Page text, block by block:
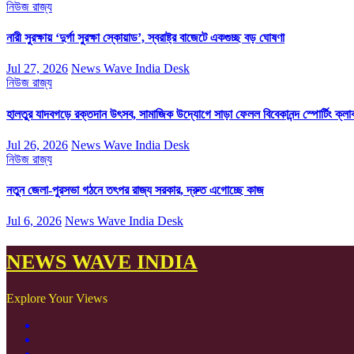
নিউজ রাজ্য
নারী সুরক্ষায় ‘দুর্গা সুরক্ষা স্কোয়াড’, স্বরাষ্ট্র বাজেটে একগুচ্ছ বড় ঘোষণা
Jul 27, 2026 News Wave India Desk
নিউজ রাজ্য
হালতুর যাদবগড়ে রক্তদান উৎসব, সামাজিক উদ্যোগে সাড়া ফেলল বিবেকানন্দ স্পোর্টিং
Jul 26, 2026 News Wave India Desk
নিউজ রাজ্য
নতুন জেলা-পুরসভা গঠনে তৎপর রাজ্য সরকার, দ্রুত এগোচ্ছে কাজ
Jul 6, 2026 News Wave India Desk
NEWS WAVE INDIA
Explore Your Views